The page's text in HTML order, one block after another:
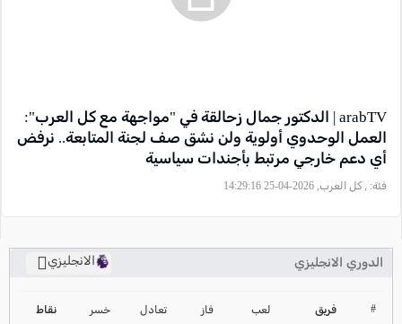
arabTV | الدكتور جمال زحالقة في "مواجهة مع كل العرب":
العمل الوحدوي أولوية ولن نشق صف لجنة المتابعة.. نرفض
أي دعم خارجي مرتبط بأجندات سياسية
فئة: , كل العرب, 2026-04-25 14:29:16
الدوري الانجليزي
الانجليزي
2024-2025 # فريق لعب فاز تعادل خسر نقاط